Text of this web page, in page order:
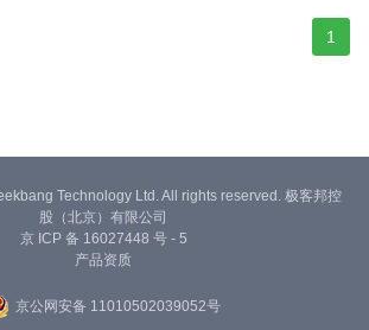
1
Technology Ltd. All rights reserved. 极客邦控
股（北京）有限公司
京 ICP 备 16027448 号 - 5
产品资质
京公网安备 11010502039052号